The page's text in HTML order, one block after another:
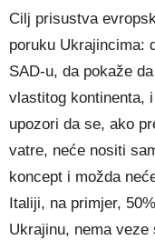
Cilj prisustva
poruku Ukrajincima:
SAD-u, da pokaže
vlastitog kontinenta,
upozori da se, ako
vatre, neće nositi
koncept i možda
Italiji, na primjer,
Ukrajinu, nema